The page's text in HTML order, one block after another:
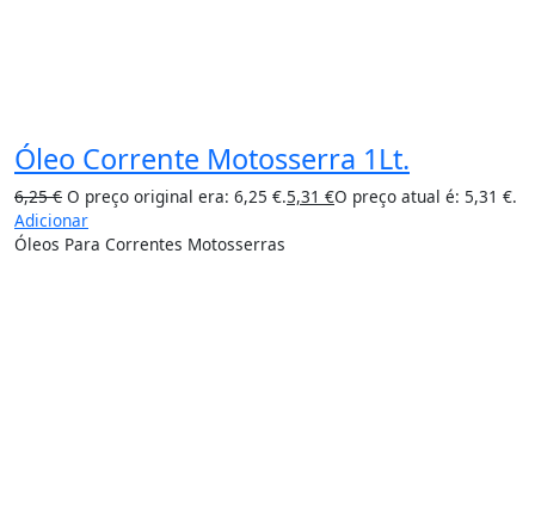
Óleo Corrente Motosserra 1Lt.
6,25€ O preço original era: 6,25 €.5,31 €O preço atual é: 5,31 €.
Adicionar
Óleos Para Correntes Motosserras